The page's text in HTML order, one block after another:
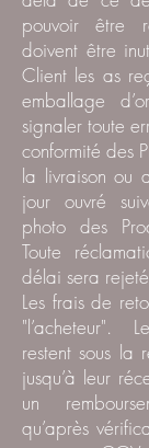
pouvoir être
doivent être
Client les as
emballage
signaler toute
conformité des
la livraison ou
jour ouvré
photo des
Toute
délai sera
Les frais de
"l’acheteur".
restent sous la
jusqu’à leur
un
qu’après